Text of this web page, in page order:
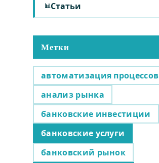
Статьи
Метки
автоматизация процессов
анализ рынка
банковские инвестиции
банковские услуги
банковский рынок